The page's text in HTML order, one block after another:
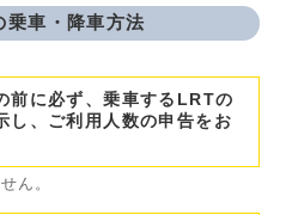
乗車・降車方法
前に必ず、乗車するLRTの
し、ご利用人数の申告をお
ん。